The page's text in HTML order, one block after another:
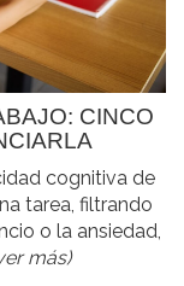
CINCO
cognitiva de
tarea, filtrando
o la ansiedad,
más)